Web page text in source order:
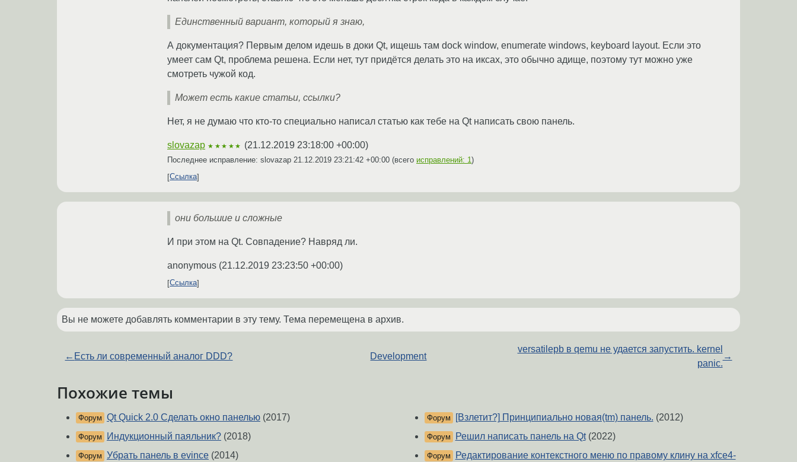
Единственный вариант, который я знаю,
А документация? Первым делом идешь в доки Qt, ищешь там dock window, enumerate windows, keyboard layout. Если это
умеет сам Qt, проблема решена. Если нет, тут придётся делать это на иксах, это обычно адище, поэтому тут можно уже
смотреть чужой код.
Может есть какие статьи, ссылки?
Нет, я не думаю что кто-то специально написал статью как тебе на Qt написать свою панель.
slovazap ★★★★★ (21.12.2019 23:18:00 +00:00)
Последнее исправление: slovazap 21.12.2019 23:21:42 +00:00 (всего исправлений: 1 )
Ссылка
они большие и сложные
И при этом на Qt. Совпадение? Навряд ли.
anonymous (21.12.2019 23:23:50 +00:00)
Ссылка
Вы не можете добавлять комментарии в эту тему. Тема перемещена в архив.
← Есть ли современный аналог DDD? Development
versatilepb в qemu не удается запустить. kernel
panic.
→
Похожие темы
Форум Qt Quick 2.0 Сделать окно панелью (2017)
Форум Индукционный паяльник? (2018)
Форум Убрать панель в evince (2014)
Форум [Взлетит?] Принципиально новая(tm) панель. (2012)
Форум Решил написать панель на Qt(2022)
Форум Редактирование контекстного меню по правому клину на xfce4-